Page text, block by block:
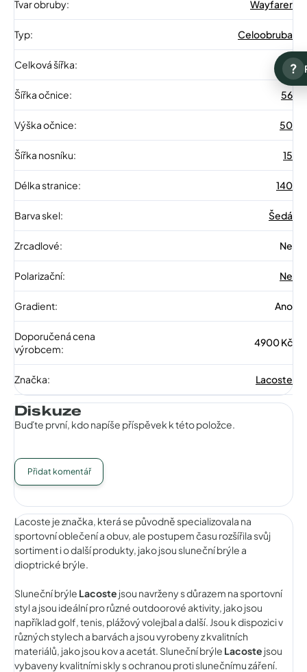
Tvar obruby: Wayfarer
Typ: Celoobruba
Celková šířka: 135
Šířka očnice: 56
Výška očnice: 50
Šířka nosníku: 15
Délka stranice: 140
Barva skel: Šedá
Zrcadlové: Ne
Polarizační: Ne
Gradient: Ano
Doporučená cena
výrobcem:
4900 Kč
Značka: Lacoste
Diskuze
Buďte první, kdo napíše příspěvek k této položce.
Přidat komentář
Lacoste je značka, která se původně specializovala na
sportovní oblečení a obuv, ale postupem času rozšířila svůj
sortiment i o další produkty, jako jsou sluneční brýle a
dioptrické brýle.
Sluneční brýle Lacoste jsou navrženy s důrazem na sportovní
styl a jsou ideální pro různé outdoorové aktivity, jako jsou
například golf, tenis, plážový volejbal a další. Jsou k dispozici v
různých stylech a barvách a jsou vyrobeny z kvalitních
materiálů, jako jsou kov a acetát. Sluneční brýle Lacoste jsou
vybaveny kvalitními skly s ochranou proti slunečnímu záření.
?